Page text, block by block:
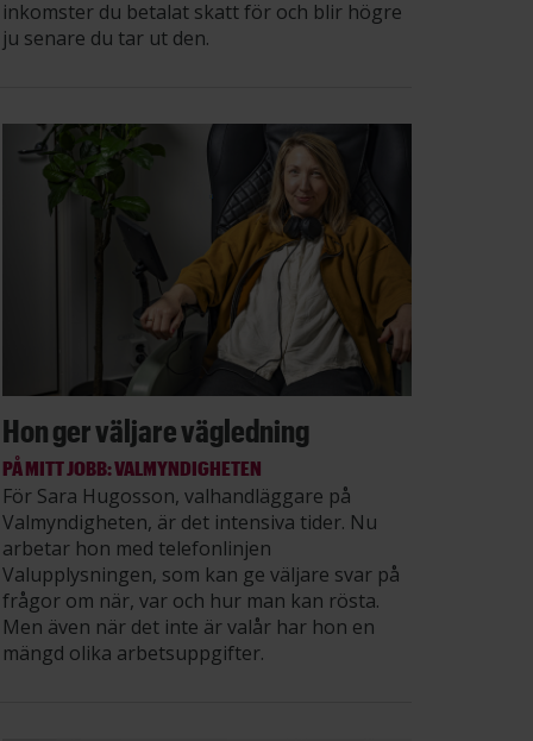
inkomster du betalat skatt för och blir högre
ju senare du tar ut den.
Hon ger väljare vägledning
PÅ MITT JOBB: VALMYNDIGHETEN
För Sara Hugosson, valhandläggare på
Valmyndigheten, är det intensiva tider. Nu
arbetar hon med telefonlinjen
Valupplysningen, som kan ge väljare svar på
frågor om när, var och hur man kan rösta.
Men även när det inte är valår har hon en
mängd olika arbetsuppgifter.